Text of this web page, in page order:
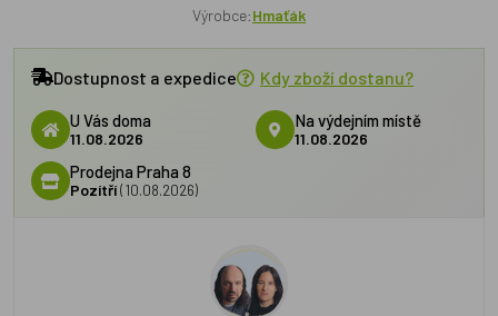
Výrobce:Hmaťák
Dostupnost a expedice Kdy zboží dostanu?
U Vás doma
11.08.2026
Na výdejním místě
11.08.2026
Prodejna Praha 8
Pozítří(10.08.2026)